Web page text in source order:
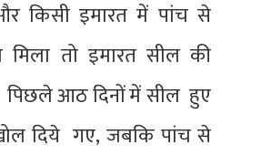
किसी इमारत में पांच से
तो इमारत सील की
पिछले आठ दिनों में सील हुए
दिये गए, जबकि पांच से